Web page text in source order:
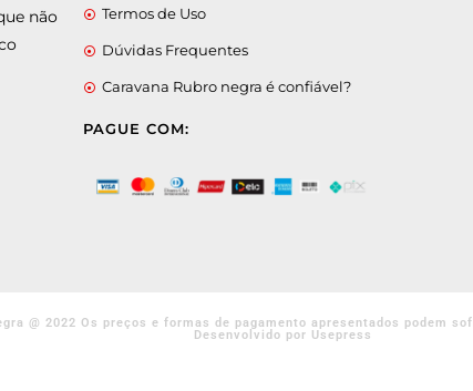
não
Termos de Uso
Dúvidas Frequentes
Caravana Rubro negra é confiável?
PAGUE COM:
@ 2022 Os preços e formas de pagamento apresentados podem
Desenvolvido por Usepress